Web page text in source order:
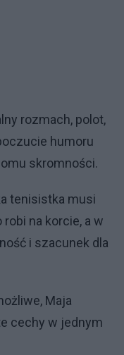
rozmach, polot,
humoru
skromności.
tenisistka musi
na korcie, a w
i szacunek dla
Maja
cechy w jednym